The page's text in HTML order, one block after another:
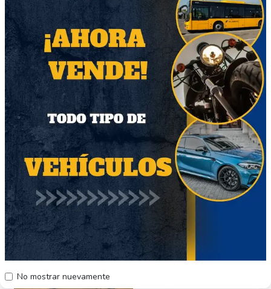
No mostrar nuevamente
Alice Cooper Original
Album Series 5CD
$22.000
Región Metropolitana
Producto Nuevo
Saratoga Agotaras CD
$10.000
Región Metropolitana
Producto Usado
67 41